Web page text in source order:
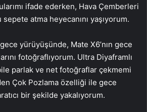
ifade ederken, Hava Çemberleri
atma heyecanını yaşıyorum.
yürüyüşünde, Mate X6’nın gece
fotoğraflıyorum. Ultra Diyaframlı
parlak ve net fotoğraflar çekmemi
Çok Pozlama özelliği ile gece
bir şekilde yakalıyorum.